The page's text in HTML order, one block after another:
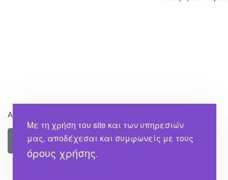
Ακολουθήστε Μας
Με τη χρήση του site και των υπηρεσιών
μας, αποδέχεσαι και συμφωνείς με τους
όρους χρήσης.